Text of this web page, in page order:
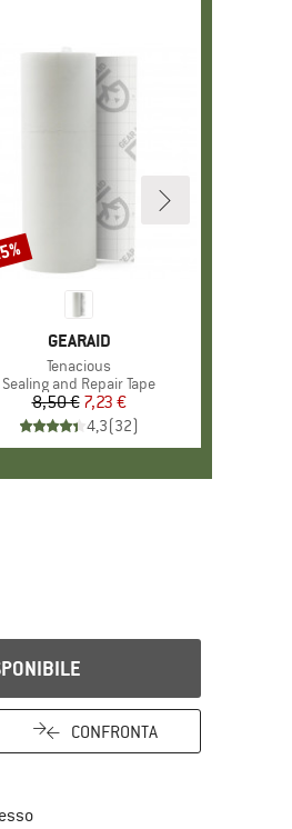
MARCHIO
GEARAID
Articolo
Tenacious
Gruppo di prodotti
Sealing and Repair Tape
Prezzo
8,50 €Prezzo ridotto
7,23 €
4,3(32)
CONFRONTA
Vai alla politica di recesso qui Si